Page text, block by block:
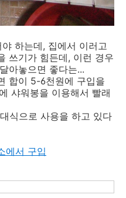
하는데, 집에서 이러고
쓰기가 힘든데, 이런 경우
아놓으면 좋다는...
합이 5-6천원에 구입을
샤워봉을 이용해서 빨래
식으로 사용을 하고 있다
에서 구입